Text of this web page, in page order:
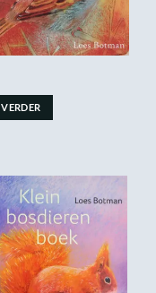
VERDER